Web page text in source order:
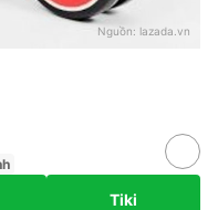
Nguồn: lazada.vn
Tiki